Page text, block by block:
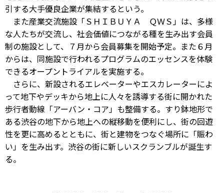
引する大手優良企業が集結するという。
また産業交流施設「ＳＨＩＢＵＹＡ ＱＷＳ」は、多様
な人たちが交流し、社会価値につながる種を生み出す会員
制の施設として、７月から会員募集を開始予定。また６月
からは、同施設で行われるプログラムのエッセンスを体験
できるオープントライアルを実施する。
さらに、新設されるエレベーターやエスカレーターによ
って地下やデッキから地上に人々を誘導する街に開かれた
歩行者動線「アーバン・コア」も整備する。すり鉢地形で
ある渋谷の地下から地上への縦移動を便利にし、街の回遊
性を更に高めるとともに、街と建物をつなぐ場所に「賑わ
い」を生み出す。渋谷の街に新しいスクランブルが誕生す
る。